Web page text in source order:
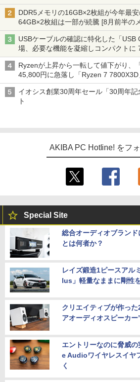
ーム』】
DDR5メモリの16GB×2枚組が今年最
64GB×2枚組は一部が続騰 [8月前半の
USBケーブルの確認に特化した「USB
場、必要な機能を凝縮しコンパクトに
Ryzenが上昇から一転して値下がり、
45,800円に急落し「Ryzen 7 7800X3D
前半のCPU価格]
イオシス創業30周年セール「30周年
ト
AKIBA PC Hotline! をフ
Special Site
総合オーディオブラン
とは何者か？
レイズ鍛造1ピースアル
lus」軽量なままに剛性
クリエイティブが作っ
アオーディオスピーカー
エントリーなのに脅威
e Audioワイヤレスイヤ
く